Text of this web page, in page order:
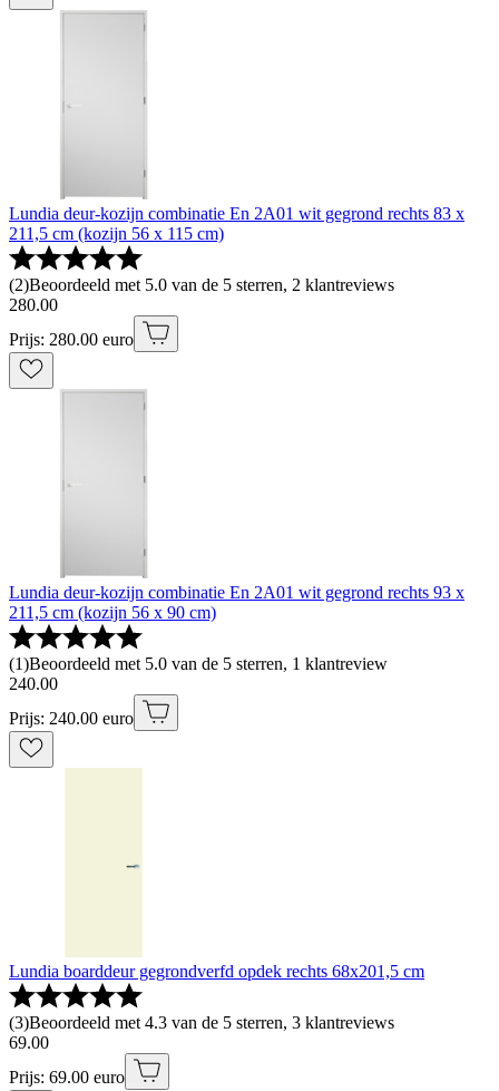
Lundia deur-kozijn combinatie En 2A01 wit gegrond rechts 83 x
211,5 cm (kozijn 56 x 115 cm)
(2)Beoordeeld met 5.0 van de 5 sterren, 2 klantreviews
280.00
Prijs: 280.00 euro
Lundia deur-kozijn combinatie En 2A01 wit gegrond rechts 93 x
211,5 cm (kozijn 56 x 90 cm)
(1)Beoordeeld met 5.0 van de 5 sterren, 1 klantreview
240.00
Prijs: 240.00 euro
Lundia boarddeur gegrondverfd opdek rechts 68x201,5 cm
(3)Beoordeeld met 4.3 van de 5 sterren, 3 klantreviews
69.00
Prijs: 69.00 euro